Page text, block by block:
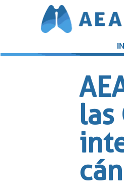
contenido
las